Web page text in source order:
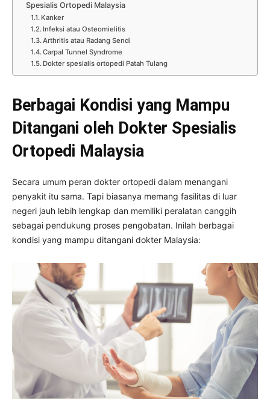
Spesialis Ortopedi Malaysia
Kanker
Infeksi atau Osteomielitis
Arthritis atau Radang Sendi
Carpal Tunnel Syndrome
Dokter spesialis ortopedi Patah Tulang
Berbagai Kondisi yang Mampu
Ditangani oleh Dokter Spesialis
Ortopedi Malaysia
Secara umum peran dokter ortopedi dalam menangani
penyakit itu sama. Tapi biasanya memang fasilitas di luar
negeri jauh lebih lengkap dan memiliki peralatan canggih
sebagai pendukung proses pengobatan. Inilah berbagai
kondisi yang mampu ditangani dokter Malaysia: